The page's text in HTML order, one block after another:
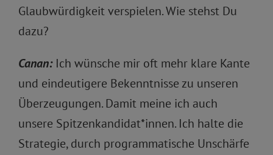
Glaubwürdigkeit verspielen. Wie stehst Du
dazu?
Canan:Ich wünsche mir oft mehr klare Kante
und eindeutigere Bekenntnisse zu unseren
Überzeugungen. Damit meine ich auch
unsere Spitzenkandidat*innen. Ich halte die
Strategie, durch programmatische Unschärfe